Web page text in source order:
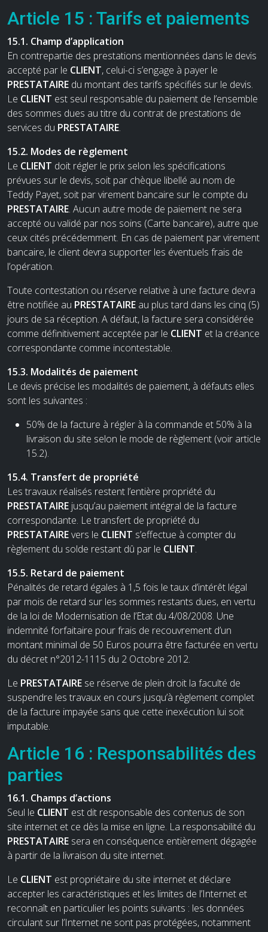
Article 15 : Tarifs et paiements
15.1. Champ d’application
En contrepartie des prestations mentionnées dans le devis
accepté par le CLIENT, celui-ci s’engage à payer le
PRESTATAIRE du montant des tarifs spécifiés sur le devis.
Le CLIENT est seul responsable du paiement de l’ensemble
des sommes dues au titre du contrat de prestations de
services du PRESTATAIRE.
15.2. Modes de règlement
Le CLIENT doit régler le prix selon les spécifications
prévues sur le devis, soit par chèque libellé au nom de
Teddy Payet, soit par virement bancaire sur le compte du
PRESTATAIRE. Aucun autre mode de paiement ne sera
accepté ou validé par nos soins (Carte bancaire), autre que
ceux cités précédemment. En cas de paiement par virement
bancaire, le client devra supporter les éventuels frais de
l’opération.
Toute contestation ou réserve relative à une facture devra
être notifiée au PRESTATAIRE au plus tard dans les cinq (5)
jours de sa réception. A défaut, la facture sera considérée
comme définitivement acceptée par le CLIENT et la créance
correspondante comme incontestable.
15.3. Modalités de paiement
Le devis précise les modalités de paiement, à défauts elles
sont les suivantes :
50% de la facture à régler à la commande et 50% à la
livraison du site selon le mode de règlement (voir article
15.2).
15.4. Transfert de propriété
Les travaux réalisés restent l’entière propriété du
PRESTATAIRE jusqu’au paiement intégral de la facture
correspondante. Le transfert de propriété du
PRESTATAIREvers le CLIENT s’effectue à compter du
règlement du solde restant dû par le CLIENT.
15.5. Retard de paiement
Pénalités de retard égales à 1,5 fois le taux d’intérêt légal
par mois de retard sur les sommes restants dues, en vertu
de la loi de Modernisation de l’Etat du 4/08/2008. Une
indemnité forfaitaire pour frais de recouvrement d’un
montant minimal de 50 Euros pourra être facturée en vertu
du décret n°2012-1115 du 2 Octobre 2012.
Le PRESTATAIRE se réserve de plein droit la faculté de
suspendre les travaux en cours jusqu’à règlement complet
de la facture impayée sans que cette inexécution lui soit
imputable.
Article 16 : Responsabilités des
parties
16.1. Champs d’actions
Seul le CLIENT est dit responsable des contenus de son
site internet et ce dès la mise en ligne. La responsabilité du
PRESTATAIRE sera en conséquence entièrement dégagée
à partir de la livraison du site internet.
Le CLIENT est propriétaire du site internet et déclare
accepter les caractéristiques et les limites de l’Internet et
reconnaît en particulier les points suivants : les données
circulant sur l’Internet ne sont pas protégées, notamment